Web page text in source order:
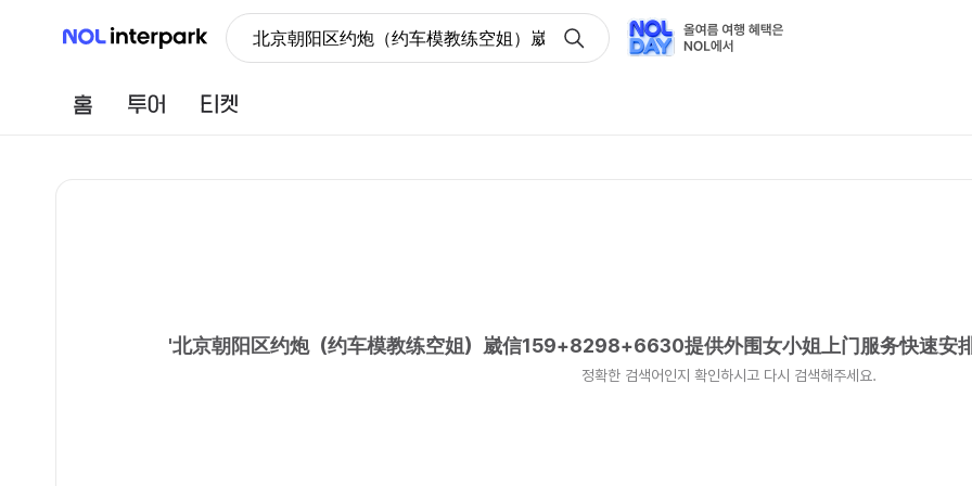
NOL 인터파크 北京朝阳区约炮（约车模教练空姐）崴信159+8298+6630提供外围女小姐上门服务快速安排
홈 투어
'北京朝阳区约炮（约车模教练空姐）崴信159+8298+6630提供外围女小姐上门服务快速安
정확한 검색어인지 확인하시고 다시 검색해주세요.